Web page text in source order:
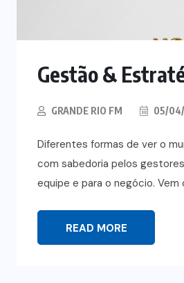
Gestão &
GRANDE RIO FM 05/
Diferentes formas de ver o
com sabedoria pelos
equipe e para o negócio.
READ MORE